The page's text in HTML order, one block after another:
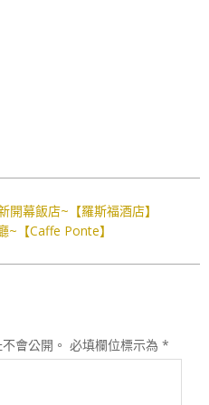
開幕飯店~【羅斯福酒店】
~【Caffe Ponte】
會公開。 必填欄位標示為 *